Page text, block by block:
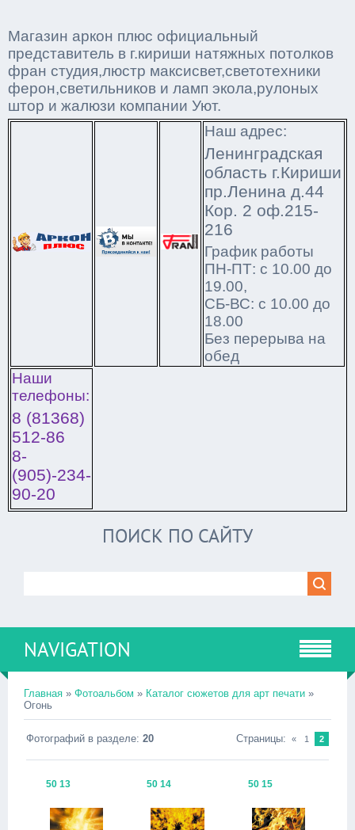
Магазин аркон плюс официальный
представитель в г.кириши натяжных потолков
фран студия,люстр максисвет,светотехники
ферон,светильников и ламп экола,рулоных
штор и жалюзи компании Уют.
Наш адрес:
Ленинградская
область г.Кириши
пр.Ленина д.44
Кор. 2 оф.215-
216
График работы
ПН-ПТ: с 10.00 до
19.00,
СБ-ВС: с 10.00 до
18.00
Без перерыва на
обед
Наши
телефоны:
8 (81368)
512-86
8-
(905)-234-
90-20
ПОИСК ПО САЙТУ
NAVIGATION
Главная » Фотоальбом » Каталог сюжетов для арт печати »
Огонь
Фотографий в разделе: 20 Страницы: « 1 2
50 13
14.09.2016
50 14
14.09.2016
50 15
14.09.2016